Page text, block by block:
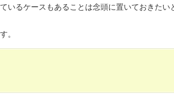
いるケースもあることは念頭に置いておきたい
。